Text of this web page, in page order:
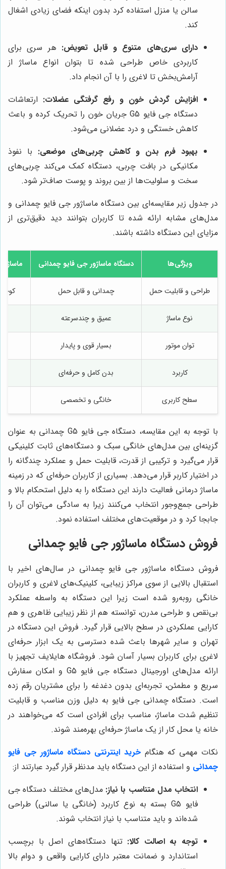
سالن یا منزل استفاده کرد بدون اینکه فضای زیادی اشغال
کند.
دارای سری‌های متنوع و قابل تعویض: هر سری برای
کاربردی خاص طراحی شده تا بتوان انواع ماساژ از
آرامش‌بخش تا لاغری را با آن انجام داد.
افزایش گردش خون و رفع گرفتگی عضلات: ارتعاشات
دستگاه جی فایو G5 جریان خون را تحریک کرده و باعث
کاهش خستگی و درد عضلانی می‌شود.
بهبود فرم بدن و کاهش چربی‌های موضعی: با نفوذ
مکانیکی در بافت چربی، دستگاه کمک می‌کند چربی‌های
سخت و سلولیت‌ها از بین بروند و پوست صاف‌تر شود.
در جدول زیر مقایسه‌ای بین دستگاه ماساژور جی فایو چمدانی و
مدل‌های مشابه ارائه شده تا کاربران بتوانند دید دقیق‌تری از
مزایای این دستگاه داشته باشند.
ویژگی‌ها دستگاه ماساژور جی فایو چمدانی
طراحی و قابلیت حمل چمدانی و قابل حمل
نوع ماساژ عمیق و چندسرعته
توان موتور بسیار قوی و پایدار
کاربرد بدن کامل و حرفه‌ای
سطح کاربری خانگی و تخصصی
با توجه به این مقایسه، دستگاه جی فایو G5 چمدانی به عنوان
گزینه‌ای بین مدل‌های خانگی سبک و دستگاه‌های ثابت کلینیکی
قرار می‌گیرد و ترکیبی از قدرت، قابلیت حمل و عملکرد چندگانه را
در اختیار کاربر قرار می‌دهد. بسیاری از کاربران حرفه‌ای که در زمینه
ماساژ درمانی فعالیت دارند این دستگاه را به دلیل استحکام بالا و
طراحی جمع‌وجور انتخاب می‌کنند زیرا به سادگی می‌توان آن را
جابجا کرد و در موقعیت‌های مختلف استفاده نمود.
فروش دستگاه ماساژور جی فایو چمدانی
فروش دستگاه ماساژور جی فایو چمدانی در سال‌های اخیر با
استقبال بالایی از سوی مراکز زیبایی، کلینیک‌های لاغری و کاربران
خانگی روبه‌رو شده است زیرا این دستگاه به واسطه عملکرد
بی‌نقص و طراحی مدرن، توانسته هم از نظر زیبایی ظاهری و هم
کارایی عملکردی در سطح بالایی قرار گیرد. فروش این دستگاه در
تهران و سایر شهرها باعث شده دسترسی به یک ابزار حرفه‌ای
لاغری برای کاربران بسیار آسان شود. فروشگاه هایلایف تجهیز با
ارائه مدل‌های اورجینال دستگاه جی فایو G5 و امکان سفارش
سریع و مطمئن، تجربه‌ای بدون دغدغه را برای مشتریان رقم زده
است. دستگاه چمدانی جی فایو به دلیل وزن مناسب و قابلیت
تنظیم شدت ماساژ، مناسب برای افرادی است که می‌خواهند در
خانه یا محل کار از یک ماساژ حرفه‌ای بهره‌مند شوند.
نکات مهمی که هنگام خرید اینترنتی دستگاه ماساژور جی فایو
چمدانی و استفاده از این دستگاه باید مدنظر قرار گیرد عبارتند از:
انتخاب مدل متناسب با نیاز: مدل‌های مختلف دستگاه جی
فایو G5 بسته به نوع کاربرد (خانگی یا سالنی) طراحی
شده‌اند و باید متناسب با نیاز انتخاب شوند.
توجه به اصالت کالا: تنها دستگاه‌های اصل با برچسب
استاندارد و ضمانت معتبر دارای کارایی واقعی و دوام بالا